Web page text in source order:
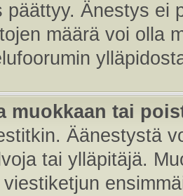
päättyy. Änestys ei
määrä voi olla
muokkaan tai
Äänestystä
tai ylläpitäjä.